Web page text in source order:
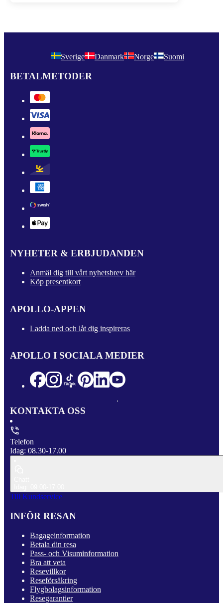
Sverige Danmark Norge Suomi
BETALMETODER
NYHETER & ERBJUDANDEN
Anmäl dig till vårt nyhetsbrev här
Köp presentkort
APOLLO-APPEN
Ladda ned och låt dig inspireras
APOLLO I SOCIALA MEDIER
KONTAKTA OSS
Telefon
Idag: 08.30-17.00
Till Kundservice
INFÖR RESAN
Bagageinformation
Betala din resa
Pass- och Visuminformation
Bra att veta
Resevillkor
Reseförsäkring
Flygbolagsinformation
Resegarantier